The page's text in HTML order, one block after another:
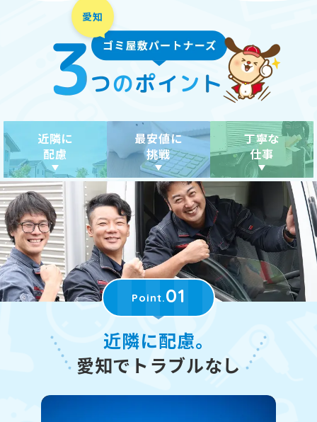
近隣に
配慮
最安値に
挑戦
丁寧な
仕事
Point.01
近隣に配慮。
愛知でトラブルなし